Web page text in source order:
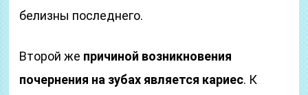
белизны последнего.
Второй же причиной возникновения
почернения на зубах является кариес. К